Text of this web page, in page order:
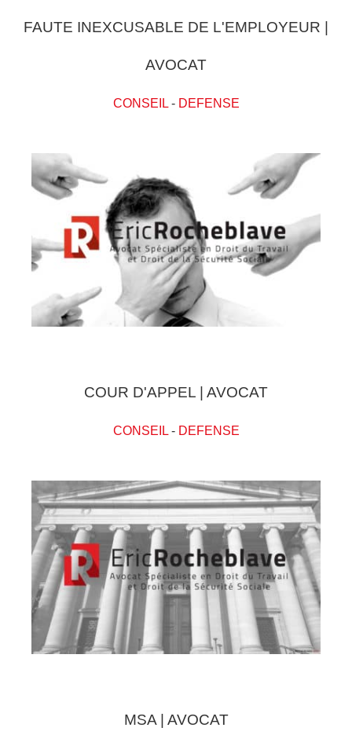
FAUTE INEXCUSABLE DE L'EMPLOYEUR |
AVOCAT
CONSEIL- DEFENSE
COUR D'APPEL | AVOCAT
CONSEIL- DEFENSE
MSA | AVOCAT